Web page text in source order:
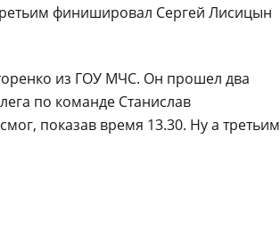
финишировал Сергей Лисицын
из ГОУ МЧС. Он прошел два
по команде Станислав
показав время 13.30. Ну а третьим